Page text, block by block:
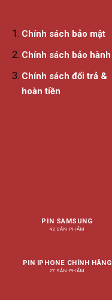
Chính sách bảo mật
Chính sách bảo hành
Chính sách đổi trả &
hoàn tiền
PIN SAMSUNG
42 SẢN PHẨM
PIN IPHONE CHÍNH HÃNG
27 SẢN PHẨM